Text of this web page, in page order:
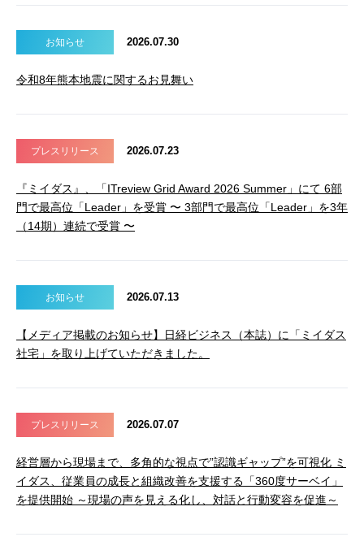
お知らせ 2026.07.30
令和8年熊本地震に関するお見舞い
プレスリリース 2026.07.23
『ミイダス』、「ITreview Grid Award 2026 Summer」にて 6部
門で最高位「Leader」を受賞 〜 3部門で最高位「Leader」を3年
（14期）連続で受賞 〜
お知らせ 2026.07.13
【メディア掲載のお知らせ】日経ビジネス（本誌）に「ミイダス
社宅」を取り上げていただきました。
プレスリリース 2026.07.07
経営層から現場まで、多角的な視点で”認識ギャップ”を可視化 ミ
イダス、従業員の成長と組織改善を支援する「360度サーベイ」
を提供開始 ～現場の声を見える化し、対話と行動変容を促進～